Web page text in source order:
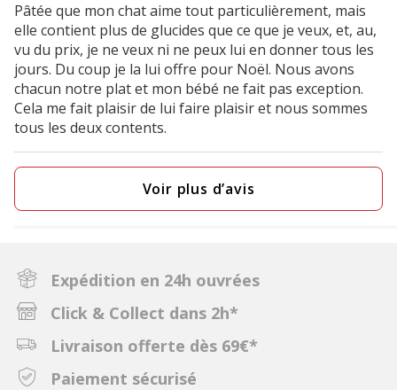
Pâtée que mon chat aime tout particulièrement, mais
elle contient plus de glucides que ce que je veux, et, au,
vu du prix, je ne veux ni ne peux lui en donner tous les
jours. Du coup je la lui offre pour Noël. Nous avons
chacun notre plat et mon bébé ne fait pas exception.
Cela me fait plaisir de lui faire plaisir et nous sommes
tous les deux contents.
Voir plus d’avis
Expédition en 24h ouvrées
Click & Collect dans 2h*
Livraison offerte dès 69€*
Paiement sécurisé